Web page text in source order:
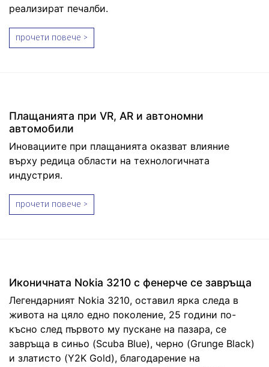
реализират печалби.
прочети повече >
Плащанията при VR, AR и автономни
автомобили
Иновациите при плащанията оказват влияние
върху редица области на технологичната
индустрия.
прочети повече >
Иконичната Nokia 3210 с фенерче се завръща
Легендарният Nokia 3210, оставил ярка следа в
живота на цяло едно поколение, 25 години по-
късно след първото му пускане на пазара, се
завръща в синьо (Scuba Blue), черно (Grunge Black)
и златисто (Y2K Gold), благодарение на